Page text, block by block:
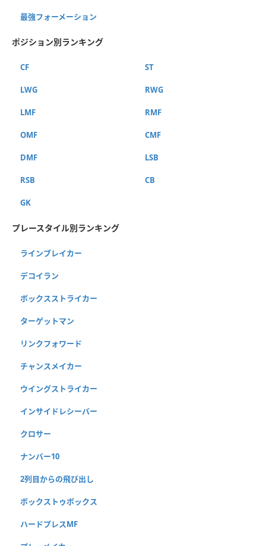
最強フォーメーション
ポジション別ランキング
CF ST
LWG RWG
LMF RMF
OMF CMF
DMF LSB
RSB CB
GK
プレースタイル別ランキング
ラインブレイカー
デコイラン
ボックスストライカー
ターゲットマン
リンクフォワード
チャンスメイカー
ウイングストライカー
インサイドレシーバー
クロサー
ナンバー10
2列目からの飛び出し
ボックストゥボックス
ハードプレスMF